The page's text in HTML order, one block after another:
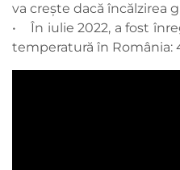
va crește dacă încălzirea
• În iulie 2022, a fost
temperatură în România: